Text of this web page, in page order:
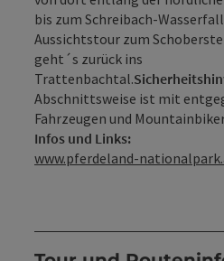
bis zum Schreibach-
Aussichtstour zum
geht´s zurück ins
Trattenbachtal.
Abschnittsweise ist mit
Fahrzeugen und
Infos und Links:
www.pferdeland-